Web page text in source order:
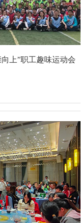
上”职工趣味运动会